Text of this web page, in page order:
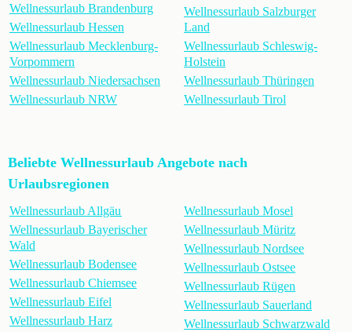
Wellnessurlaub Brandenburg
Wellnessurlaub Hessen
Wellnessurlaub Mecklenburg-
Vorpommern
Wellnessurlaub Niedersachsen
Wellnessurlaub NRW
Wellnessurlaub Salzburger
Land
Wellnessurlaub Schleswig-
Holstein
Wellnessurlaub Thüringen
Wellnessurlaub Tirol
Beliebte Wellnessurlaub Angebote nach
Urlaubsregionen
Wellnessurlaub Allgäu
Wellnessurlaub Bayerischer
Wald
Wellnessurlaub Bodensee
Wellnessurlaub Chiemsee
Wellnessurlaub Eifel
Wellnessurlaub Harz
Wellnessurlaub Mosel
Wellnessurlaub Müritz
Wellnessurlaub Nordsee
Wellnessurlaub Ostsee
Wellnessurlaub Rügen
Wellnessurlaub Sauerland
Wellnessurlaub Schwarzwald